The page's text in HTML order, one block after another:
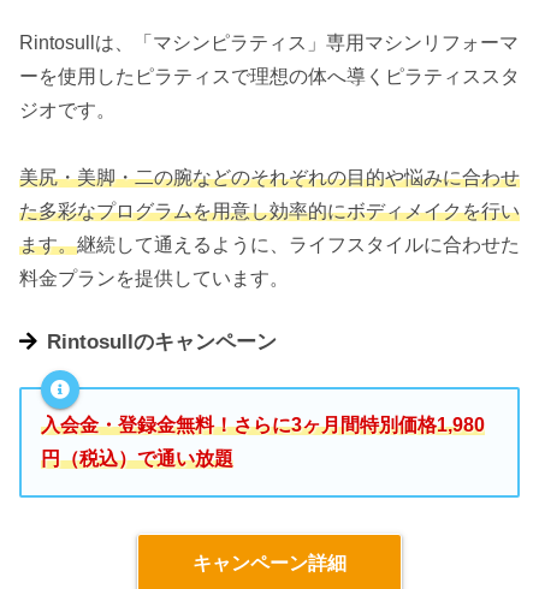
Rintosullは、「マシンピラティス」専用マシンリフォーマ
ーを使用したピラティスで理想の体へ導くピラティススタ
ジオです。
美尻・美脚・二の腕などのそれぞれの目的や悩みに合わせ
た多彩なプログラムを用意し効率的にボディメイクを行い
ます。継続して通えるように、ライフスタイルに合わせた
料金プランを提供しています。
Rintosullのキャンペーン
入会金・登録金無料！さらに3ヶ月間特別価格1,980
円（税込）で通い放題
キャンペーン詳細